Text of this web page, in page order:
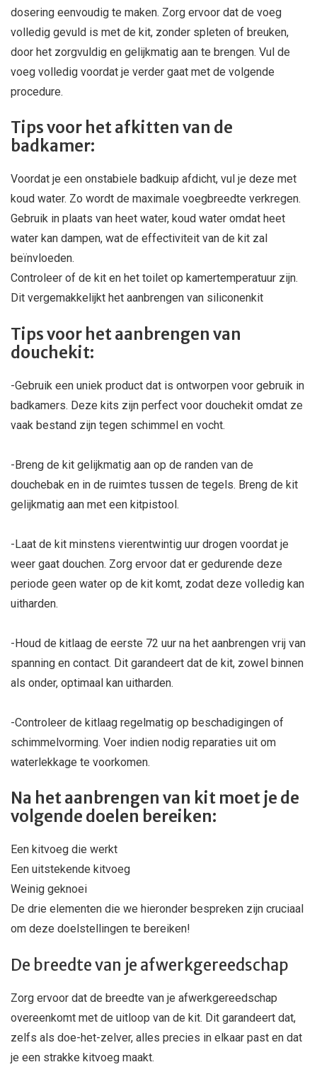
dosering eenvoudig te maken. Zorg ervoor dat de voeg
volledig gevuld is met de kit, zonder spleten of breuken,
door het zorgvuldig en gelijkmatig aan te brengen. Vul de
voeg volledig voordat je verder gaat met de volgende
procedure.
Tips voor het afkitten van de
badkamer:
Voordat je een onstabiele badkuip afdicht, vul je deze met
koud water. Zo wordt de maximale voegbreedte verkregen.
Gebruik in plaats van heet water, koud water omdat heet
water kan dampen, wat de effectiviteit van de kit zal
beïnvloeden.
Controleer of de kit en het toilet op kamertemperatuur zijn.
Dit vergemakkelijkt het aanbrengen van siliconenkit
Tips voor het aanbrengen van
douchekit:
-Gebruik een uniek product dat is ontworpen voor gebruik in
badkamers. Deze kits zijn perfect voor douchekit omdat ze
vaak bestand zijn tegen schimmel en vocht.
-Breng de kit gelijkmatig aan op de randen van de
douchebak en in de ruimtes tussen de tegels. Breng de kit
gelijkmatig aan met een kitpistool.
-Laat de kit minstens vierentwintig uur drogen voordat je
weer gaat douchen. Zorg ervoor dat er gedurende deze
periode geen water op de kit komt, zodat deze volledig kan
uitharden.
-Houd de kitlaag de eerste 72 uur na het aanbrengen vrij van
spanning en contact. Dit garandeert dat de kit, zowel binnen
als onder, optimaal kan uitharden.
-Controleer de kitlaag regelmatig op beschadigingen of
schimmelvorming. Voer indien nodig reparaties uit om
waterlekkage te voorkomen.
Na het aanbrengen van kit moet je de
volgende doelen bereiken:
Een kitvoeg die werkt
Een uitstekende kitvoeg
Weinig geknoei
De drie elementen die we hieronder bespreken zijn cruciaal
om deze doelstellingen te bereiken!
De breedte van je afwerkgereedschap
Zorg ervoor dat de breedte van je afwerkgereedschap
overeenkomt met de uitloop van de kit. Dit garandeert dat,
zelfs als doe-het-zelver, alles precies in elkaar past en dat
je een strakke kitvoeg maakt.